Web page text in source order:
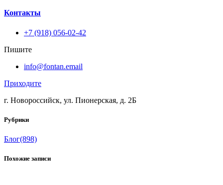
Контакты
+7 (918) 056-02-42
Пишите
info@fontan.email
Приходите
г. Новороссийск, ул. Пионерская, д. 2Б
Рубрики
Блог(898)
Похожие записи